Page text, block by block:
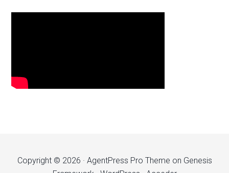
Copyright © 2026 · AgentPress Pro Theme on Genesis